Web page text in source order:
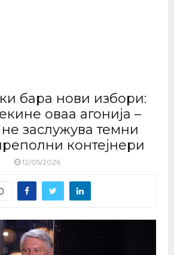
бара нови избори:
оваа агонија –
заслужува темни
контејнери
12/05/2026